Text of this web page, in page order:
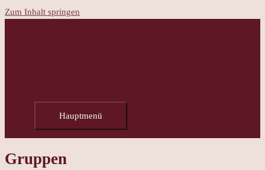
Zum Inhalt springen
Hauptmenü
Gruppen